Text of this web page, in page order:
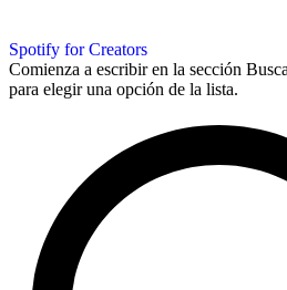
Spotify for Creators
Comienza a escribir en la sección
para elegir una opción de la lista.